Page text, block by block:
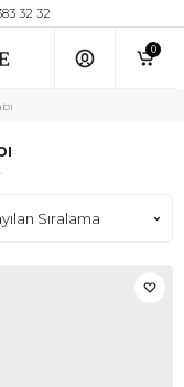
32 32
0